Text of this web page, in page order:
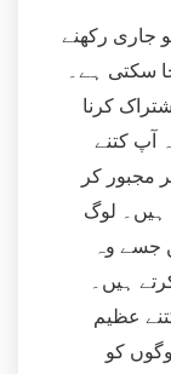
جاری رکھنے
سکتی ہے۔
کرنا
آپ کتنے
مجبور کر
لوگ
جسے وہ
ہیں۔
عظیم
کو